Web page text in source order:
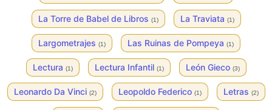
La Torre de Babel de Libros (1) La Traviata (1)
Largometrajes (1) Las Ruinas de Pompeya (1)
Lectura (1) Lectura Infantil (1) León Gieco (3)
Leonardo Da Vinci (2) Leopoldo Federico (1) Letras (2)